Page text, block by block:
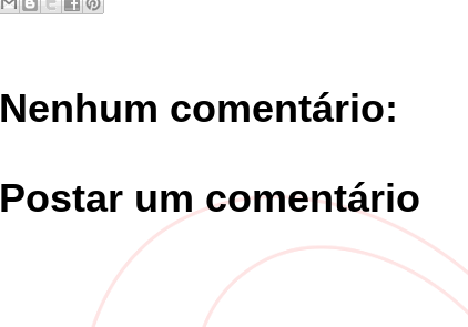
Nenhum comentário:
Postar um comentário